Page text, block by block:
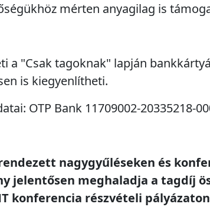
mérten anyagilag is
a "Csak tagoknak" lapján
is kiegyenlítheti.
OTP Bank 11709002-20335218-
nagygyűléseken és
jelentősen meghaladja a tagdíj
konferencia részvételi